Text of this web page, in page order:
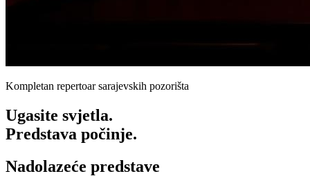
Kompletan repertoar sarajevskih pozorišta
Ugasite svjetla.
Predstava počinje.
Nadolazeće predstave